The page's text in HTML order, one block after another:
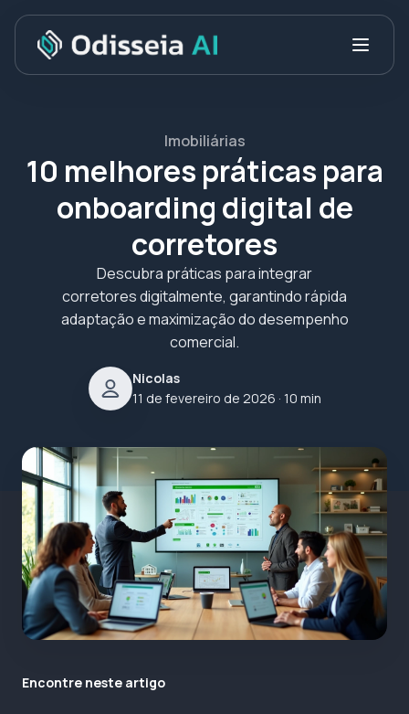
Imobiliárias
10 melhores práticas para
onboarding digital de
corretores
Descubra práticas para integrar
corretores digitalmente, garantindo rápida
adaptação e maximização do desempenho
comercial.
Nicolas
11 de fevereiro de 2026 · 10 min
Encontre neste artigo